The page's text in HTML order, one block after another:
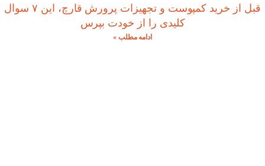
قبل از خرید کمپوست و تجهیزات پرورش قارچ، این ۷ سوال
کلیدی را از خودت بپرس
ادامه مطلب »